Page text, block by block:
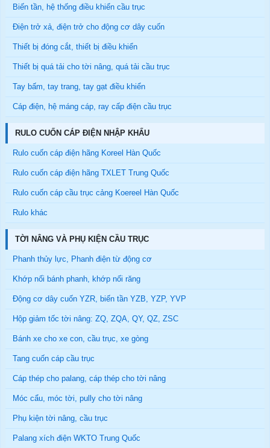
Biến tần, hệ thống điều khiển cầu trục
Điện trở xả, điện trở cho động cơ dây cuốn
Thiết bị đóng cắt, thiết bị điều khiển
Thiết bị quá tải cho tời nâng, quá tải cầu trục
Tay bấm, tay trang, tay gạt điều khiển
Cáp điện, hệ máng cáp, ray cấp điện cầu trục
RULO CUỐN CÁP ĐIỆN NHẬP KHẨU
Rulo cuốn cáp điện hãng Koreel Hàn Quốc
Rulo cuốn cáp điện hãng TXLET Trung Quốc
Rulo cuốn cáp cầu trục cảng Koereel Hàn Quốc
Rulo khác
TỜI NÂNG VÀ PHỤ KIỆN CẦU TRỤC
Phanh thủy lực, Phanh điện từ động cơ
Khớp nối bánh phanh, khớp nối răng
Động cơ dây cuốn YZR, biến tần YZB, YZP, YVP
Hộp giảm tốc tời nâng: ZQ, ZQA, QY, QZ, ZSC
Bánh xe cho xe con, cầu trục, xe gòng
Tang cuốn cáp cầu trục
Cáp thép cho palang, cáp thép cho tời nâng
Móc cẩu, móc tời, pully cho tời nâng
Phụ kiện tời nâng, cầu trục
Palang xích điện WKTO Trung Quốc